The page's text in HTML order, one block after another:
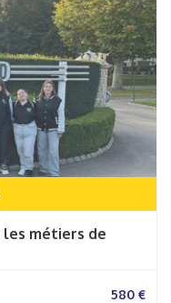
les métiers de
580 €